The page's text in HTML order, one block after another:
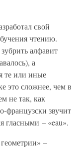
свой
чтению.
алфавит
а
те или иные
это сложнее, чем в
не так, как
французски звучит
гласными – «eau».
–